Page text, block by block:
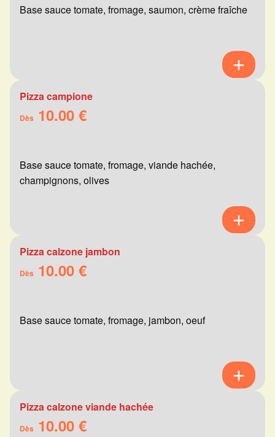
Base sauce tomate, fromage, saumon, crème fraîche
Pizza campione
Dès 10.00 €
Base sauce tomate, fromage, viande hachée,
champignons, olives
Pizza calzone jambon
Dès 10.00 €
Base sauce tomate, fromage, jambon, oeuf
Pizza calzone viande hachée
Dès 10.00 €